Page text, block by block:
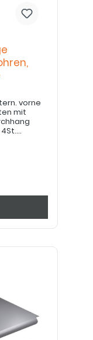
vorne
mit